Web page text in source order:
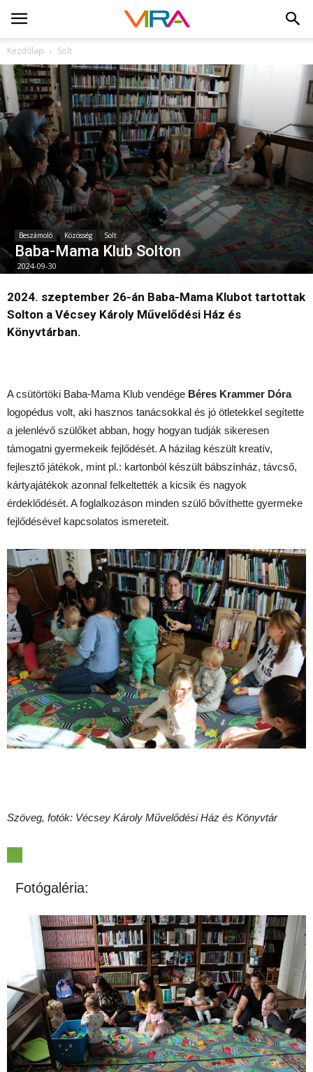
Kezdőlap Solt
Beszámoló Közösség Solt
Baba-Mama Klub Solton
2024-09-30
2024. szeptember 26-án Baba-Mama Klubot tartottak
Solton a Vécsey Károly Művelődési Ház és
Könyvtárban.
A csütörtöki Baba-Mama Klub vendége Béres Krammer Dóra
logopédus volt, aki hasznos tanácsokkal és jó ötletekkel segítette
a jelenlévő szülőket abban, hogy hogyan tudják sikeresen
támogatni gyermekeik fejlődését. A házilag készült kreatív,
fejlesztő játékok, mint pl.: kartonból készült bábszínház, távcső,
kártyajátékok azonnal felkeltették a kicsik és nagyok
érdeklődését. A foglalkozáson minden szülő bővíthette gyermeke
fejlődésével kapcsolatos ismereteit.
Szöveg, fotók: Vécsey Károly Művelődési Ház és Könyvtár
Fotógaléria: